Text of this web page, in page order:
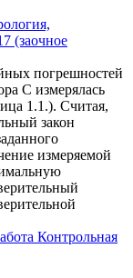
(заочное
погрешностей
C измерялась
1.1.). Считая,
закон
измеряемой
Контрольная